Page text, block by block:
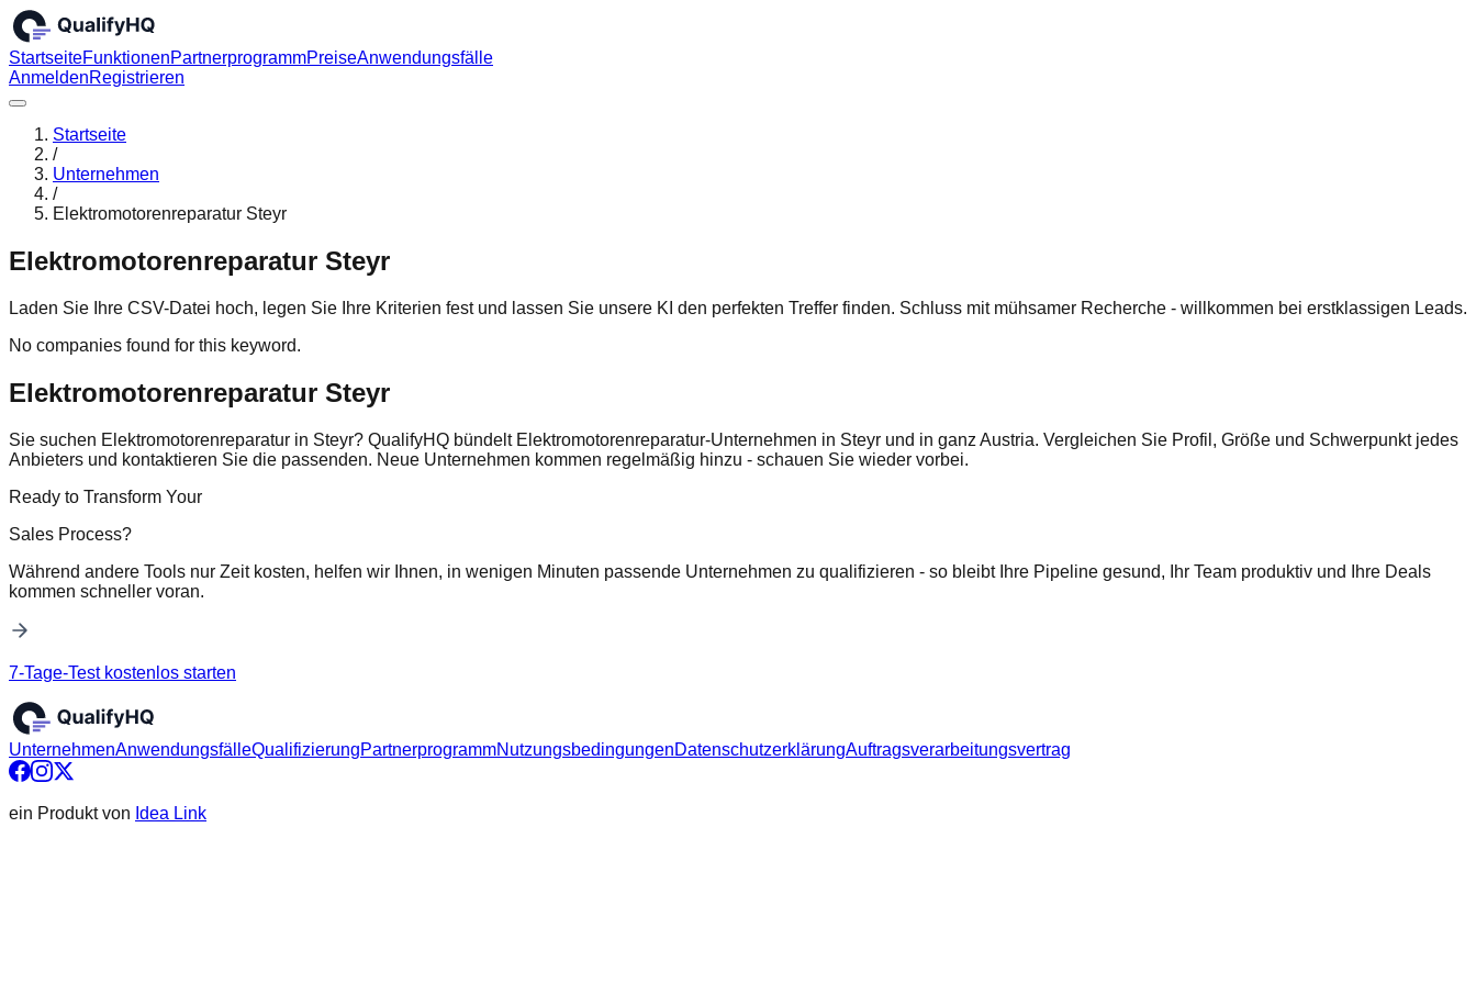
StartseiteFunktionenPartnerprogrammPreiseAnwendungsfälle
AnmeldenRegistrieren
Startseite
/
Unternehmen
/
Elektromotorenreparatur Steyr
Elektromotorenreparatur Steyr
Laden Sie Ihre CSV-Datei hoch, legen Sie Ihre Kriterien fest und lassen Sie unsere KI den perfekten Treffer finden. Schluss mit mühsamer Recherche - willkommen bei erstklassigen Leads.
No companies found for this keyword.
Elektromotorenreparatur Steyr
Sie suchen Elektromotorenreparatur in Steyr? QualifyHQ bündelt Elektromotorenreparatur-Unternehmen in Steyr und in ganz Austria. Vergleichen Sie Profil, Größe und Schwerpunkt jedes
Anbieters und kontaktieren Sie die passenden. Neue Unternehmen kommen regelmäßig hinzu - schauen Sie wieder vorbei.
Ready to Transform Your
Sales Process?
Während andere Tools nur Zeit kosten, helfen wir Ihnen, in wenigen Minuten passende Unternehmen zu qualifizieren - so bleibt Ihre Pipeline gesund, Ihr Team produktiv und Ihre Deals
kommen schneller voran.
7-Tage-Test kostenlos starten
UnternehmenAnwendungsfälleQualifizierungPartnerprogrammNutzungsbedingungenDatenschutzerklärungAuftragsverarbeitungsvertrag
ein Produkt von Idea Link